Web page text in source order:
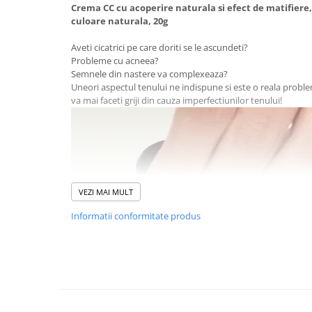
Boxe portabile, cu bluetooth
Cabluri de incarcare
Casti & Audio portabile
Stick-uri memorie USB
Confort auto
Curatare auto
Crema CC cu acoperire naturala si efect de matifiere,
culoare naturala, 20g
Aveti cicatrici pe care doriti se le ascundeti?
Probleme cu acneea?
Semnele din nastere va complexeaza?
Uneori aspectul tenului ne indispune si este o reala
va mai faceti griji din cauza imperfectiunilor tenului!
VEZI MAI MULT
Informatii conformitate produs